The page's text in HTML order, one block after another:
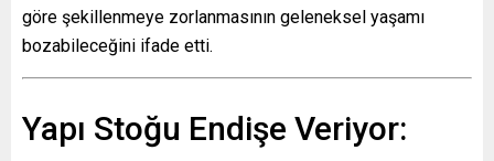
göre şekillenmeye zorlanmasının geleneksel yaşamı
bozabileceğini ifade etti.
Yapı Stoğu Endişe Veriyor: